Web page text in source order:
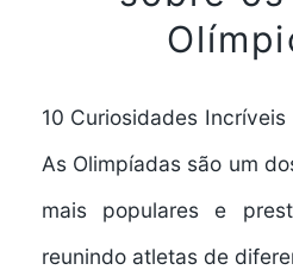
10 Curiosidades
As Olimpíadas são um
mais populares e
reunindo atletas de